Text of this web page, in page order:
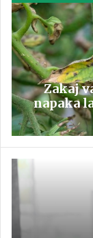
Zakaj
napaka